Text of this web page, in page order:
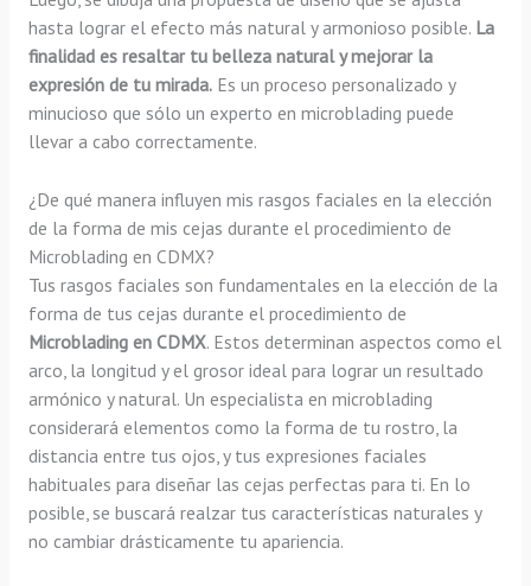
hasta lograr el efecto más natural y armonioso posible. La
finalidad es resaltar tu belleza natural y mejorar la
expresión de tu mirada.Es un proceso personalizado y
minucioso que sólo un experto en microblading puede
llevar a cabo correctamente.
¿De qué manera influyen mis rasgos faciales en la elección
de la forma de mis cejas durante el procedimiento de
Microblading en CDMX?
Tus rasgos faciales son fundamentales en la elección de la
forma de tus cejas durante el procedimiento de
Microblading en CDMX. Estos determinan aspectos como el
arco, la longitud y el grosor ideal para lograr un resultado
armónico y natural. Un especialista en microblading
considerará elementos como la forma de tu rostro, la
distancia entre tus ojos, y tus expresiones faciales
habituales para diseñar las cejas perfectas para ti. En lo
posible, se buscará realzar tus características naturales y
no cambiar drásticamente tu apariencia.